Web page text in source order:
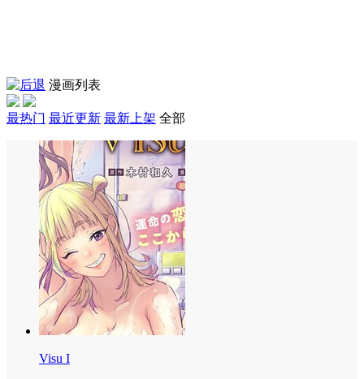
漫画列表
最热门 最近更新 最新上架 全部
Visu I